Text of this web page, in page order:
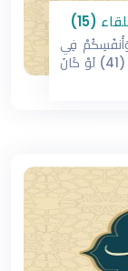
وَأَنفُسِكُمْ فِي
سَبِيلِ اللَّهِ ۚ ذَٰلِكُمْ خَيْرٌ لَّكُمْ إِن كُنتُمْ تَعْلَمُونَ (41) لَوْ كَانَ